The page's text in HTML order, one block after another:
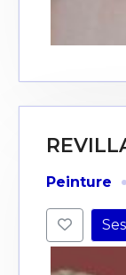
Peinture ·